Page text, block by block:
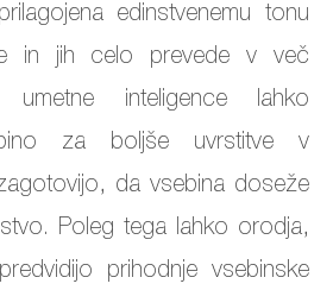
edinstvenemu tonu
in jih celo prevede v več
umetne inteligence lahko
za boljše uvrstitve v
da vsebina doseže
Poleg tega lahko orodja,
prihodnje vsebinske